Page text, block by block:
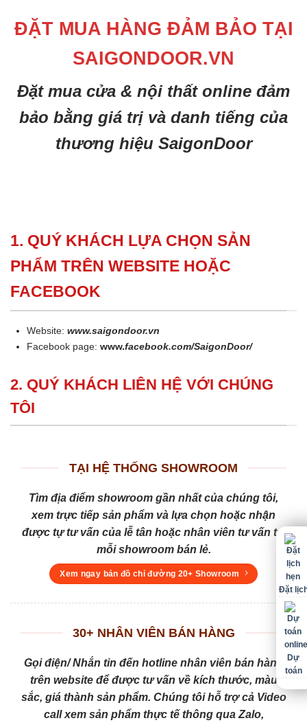
ĐẶT MUA HÀNG ĐẢM BẢO TẠI
SAIGONDOOR.VN
Đặt mua cửa & nội thất online đảm
bảo bằng giá trị và danh tiếng của
thương hiệu SaigonDoor
1. QUÝ KHÁCH LỰA CHỌN SẢN
PHẨM TRÊN WEBSITE HOẶC
FACEBOOK
Website:www.saigondoor.vn
Facebook page:www.facebook.com/SaigonDoor/
2. QUÝ KHÁCH LIÊN HỆ VỚI CHÚNG
TÔI
TẠI HỆ THỐNG SHOWROOM
Tìm địa điểm showroom gần nhất của chúng tôi,
xem trực tiếp sản phẩm và lựa chọn hoặc nhận
được tự tư vấn của lễ tân hoặc nhân viên tư vấn tại
mỗi showroom bán lẻ.
Xem ngay bản đồ chỉ đường 20+ Showroom
30+ NHÂN VIÊN BÁN HÀNG
Gọi điện/ Nhắn tin đến hotline nhân viên bán hàng
trên website để được tư vấn về kích thước, màu
sắc, giá thành sản phẩm. Chúng tôi hỗ trợ cả Video
call xem sản phẩm thực tế thông qua Zalo,
Đặt
Dự
toán